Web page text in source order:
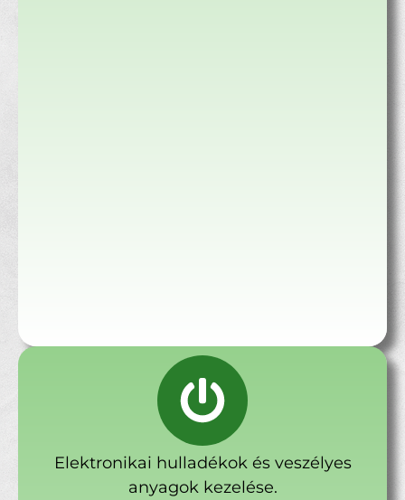
Elektronikai hulladékok és veszélyes
anyagok kezelése.